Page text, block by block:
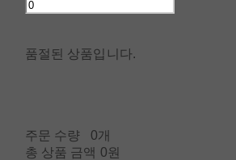
품절된 상품입니다.
주문 수량
0개
총 상품 금액 0원